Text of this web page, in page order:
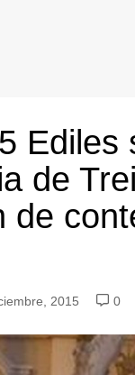
Ediles
de
de
2015 0